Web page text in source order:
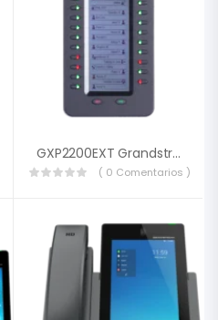
GXP2200EXT Grandstream
( 0 Comentarios )